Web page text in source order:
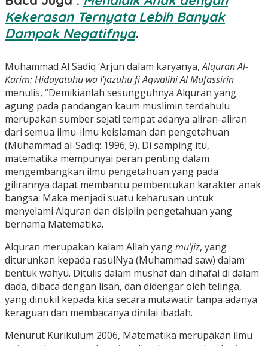
Kekerasan Ternyata Lebih Banyak
Dampak Negatifnya.
Muhammad Al Sadiq ‘Arjun dalam karyanya,Alquran Al-
Karim:Hidayatuhu wa I’jazuhu fi Aqwalihi Al Mufassirin
menulis, “Demikianlah sesungguhnya Alquran yang
agung pada pandangan kaum muslimin terdahulu
merupakan sumber sejati tempat adanya aliran-aliran
dari semua ilmu-ilmu keislaman dan pengetahuan
(Muhammad al-Sadiq: 1996; 9). Di samping itu,
matematika mempunyai peran penting dalam
mengembangkan ilmu pengetahuan yang pada
gilirannya dapat membantu pembentukan karakter anak
bangsa. Maka menjadi suatu keharusan untuk
menyelami Alquran dan disiplin pengetahuan yang
bernama Matematika.
Alquran merupakan kalam Allah yangmu’jiz, yang
diturunkan kepada rasulNya (Muhammad saw) dalam
bentuk wahyu. Ditulis dalam mushaf dan dihafal di dalam
dada, dibaca dengan lisan, dan didengar oleh telinga,
yang dinukil kepada kita secara mutawatir tanpa adanya
keraguan dan membacanya dinilai ibadah.
Menurut Kurikulum 2006, Matematika merupakan ilmu